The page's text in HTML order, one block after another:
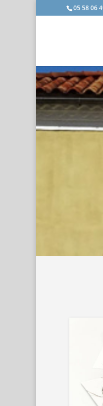
05 58 06